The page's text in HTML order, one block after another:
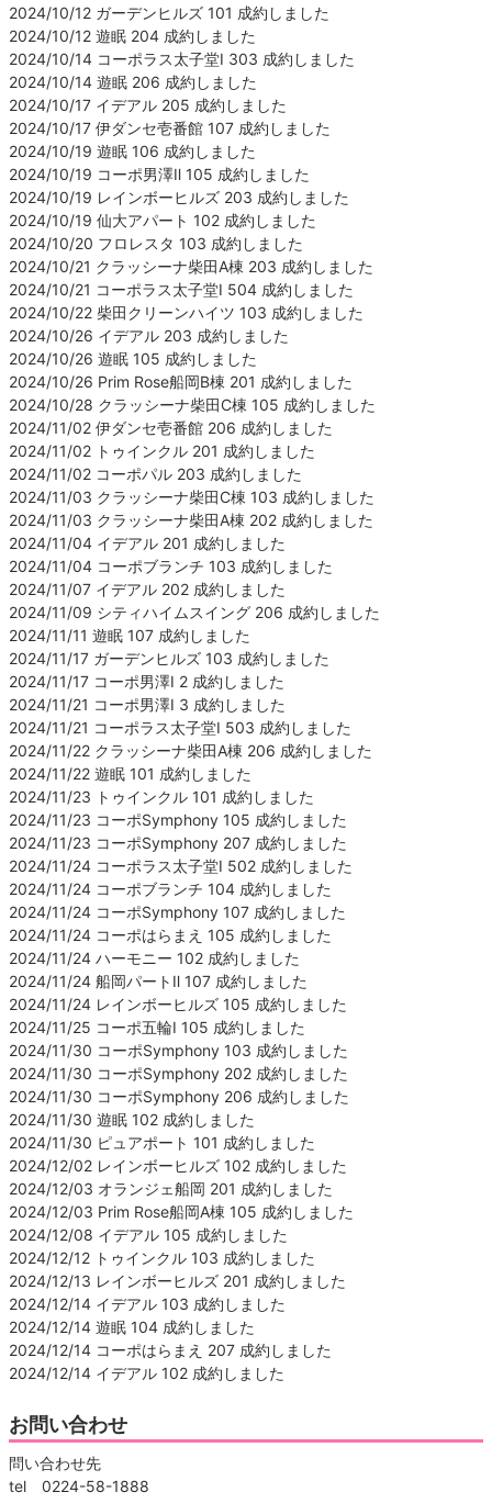
2024/10/12 ガーデンヒルズ 101 成約しました
2024/10/12 遊眠 204 成約しました
2024/10/14 コーポラス太子堂Ⅰ 303 成約しました
2024/10/14 遊眠 206 成約しました
2024/10/17 イデアル 205 成約しました
2024/10/17 伊ダンセ壱番館 107 成約しました
2024/10/19 遊眠 106 成約しました
2024/10/19 コーポ男澤Ⅱ 105 成約しました
2024/10/19 レインボーヒルズ 203 成約しました
2024/10/19 仙大アパート 102 成約しました
2024/10/20 フロレスタ 103 成約しました
2024/10/21 クラッシーナ柴田A棟 203 成約しました
2024/10/21 コーポラス太子堂Ⅰ 504 成約しました
2024/10/22 柴田クリーンハイツ 103 成約しました
2024/10/26 イデアル 203 成約しました
2024/10/26 遊眠 105 成約しました
2024/10/26 Prim Rose船岡B棟 201 成約しました
2024/10/28 クラッシーナ柴田C棟 105 成約しました
2024/11/02 伊ダンセ壱番館 206 成約しました
2024/11/02 トゥインクル 201 成約しました
2024/11/02 コーポパル 203 成約しました
2024/11/03 クラッシーナ柴田C棟 103 成約しました
2024/11/03 クラッシーナ柴田A棟 202 成約しました
2024/11/04 イデアル 201 成約しました
2024/11/04 コーポブランチ 103 成約しました
2024/11/07 イデアル 202 成約しました
2024/11/09 シティハイムスイング 206 成約しました
2024/11/11 遊眠 107 成約しました
2024/11/17 ガーデンヒルズ 103 成約しました
2024/11/17 コーポ男澤Ⅰ 2 成約しました
2024/11/21 コーポ男澤Ⅰ 3 成約しました
2024/11/21 コーポラス太子堂Ⅰ 503 成約しました
2024/11/22 クラッシーナ柴田A棟 206 成約しました
2024/11/22 遊眠 101 成約しました
2024/11/23 トゥインクル 101 成約しました
2024/11/23 コーポSymphony 105 成約しました
2024/11/23 コーポSymphony 207 成約しました
2024/11/24 コーポラス太子堂Ⅰ 502 成約しました
2024/11/24 コーポブランチ 104 成約しました
2024/11/24 コーポSymphony 107 成約しました
2024/11/24 コーポはらまえ 105 成約しました
2024/11/24 ハーモニー 102 成約しました
2024/11/24 船岡パートⅡ 107 成約しました
2024/11/24 レインボーヒルズ 105 成約しました
2024/11/25 コーポ五輪Ⅰ 105 成約しました
2024/11/30 コーポSymphony 103 成約しました
2024/11/30 コーポSymphony 202 成約しました
2024/11/30 コーポSymphony 206 成約しました
2024/11/30 遊眠 102 成約しました
2024/11/30 ピュアポート 101 成約しました
2024/12/02 レインボーヒルズ 102 成約しました
2024/12/03 オランジェ船岡 201 成約しました
2024/12/03 Prim Rose船岡A棟 105 成約しました
2024/12/08 イデアル 105 成約しました
2024/12/12 トゥインクル 103 成約しました
2024/12/13 レインボーヒルズ 201 成約しました
2024/12/14 イデアル 103 成約しました
2024/12/14 遊眠 104 成約しました
2024/12/14 コーポはらまえ 207 成約しました
2024/12/14 イデアル 102 成約しました
お問い合わせ
問い合わせ先
tel 0224-58-1888